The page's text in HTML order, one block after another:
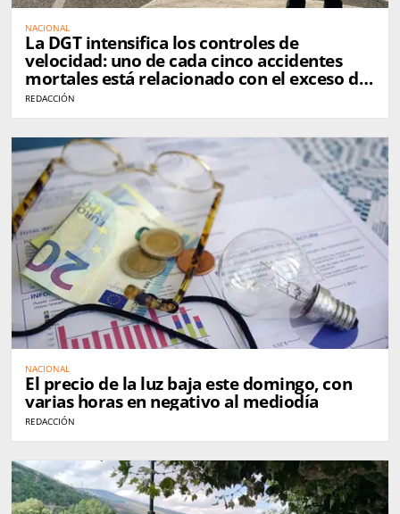
NACIONAL
La DGT intensifica los controles de
velocidad: uno de cada cinco accidentes
mortales está relacionado con el exceso de
velocidad
REDACCIÓN
NACIONAL
El precio de la luz baja este domingo, con
varias horas en negativo al mediodía
REDACCIÓN